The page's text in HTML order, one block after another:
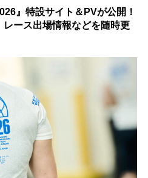
』特設サイト＆PVが公開！
ース出場情報などを随時更